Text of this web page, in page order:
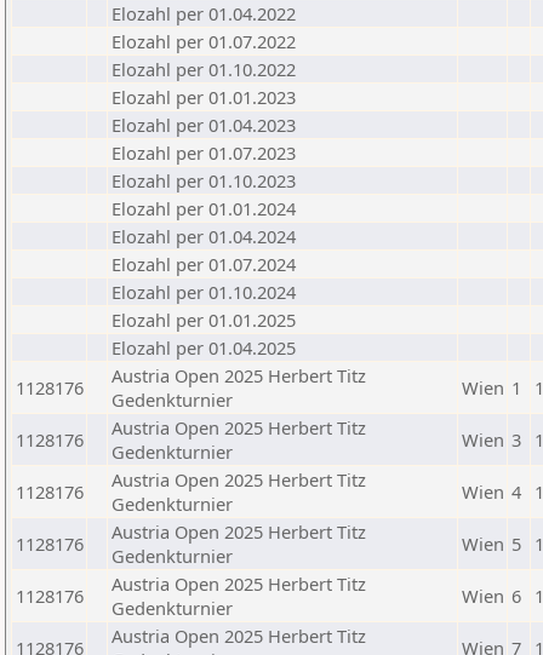
Elozahl per 01.04.2022
Elozahl per 01.07.2022
Elozahl per 01.10.2022
Elozahl per 01.01.2023
Elozahl per 01.04.2023
Elozahl per 01.07.2023
Elozahl per 01.10.2023
Elozahl per 01.01.2024
Elozahl per 01.04.2024
Elozahl per 01.07.2024
Elozahl per 01.10.2024
Elozahl per 01.01.2025
Elozahl per 01.04.2025
1128176
Austria Open 2025 Herbert Titz
Gedenkturnier
Wien 1
1128176
Austria Open 2025 Herbert Titz
Gedenkturnier
Wien 3
1128176
Austria Open 2025 Herbert Titz
Gedenkturnier
Wien 4
1128176
Austria Open 2025 Herbert Titz
Gedenkturnier
Wien 5
1128176
Austria Open 2025 Herbert Titz
Gedenkturnier
Wien 6
1128176
Austria Open 2025 Herbert Titz
Wien 7